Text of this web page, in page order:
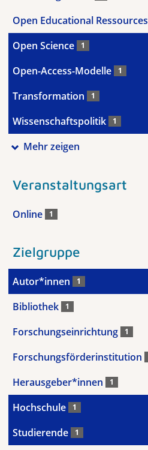
Open Educational Ressources
Open Science 1
Open-Access-Modelle 1
Transformation 1
Wissenschaftspolitik 1
Mehr zeigen
Veranstaltungsart
Online 1
Zielgruppe
Autor*innen 1
Bibliothek 1
Forschungseinrichtung 1
Forschungsförderinstitution
Herausgeber*innen 1
Hochschule 1
Studierende 1